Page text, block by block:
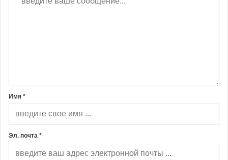
Имя *
Эл. почта *